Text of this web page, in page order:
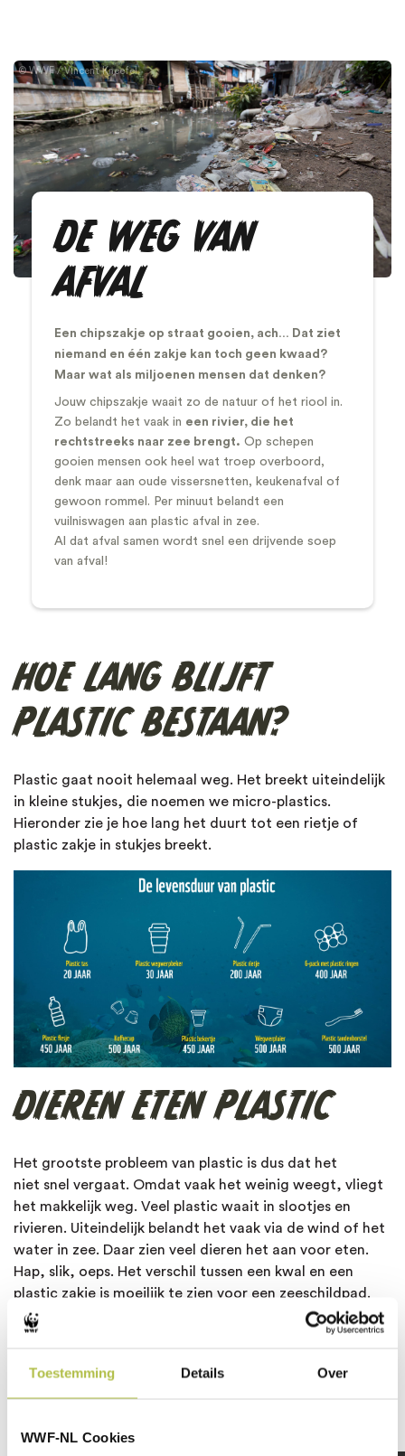
Toestemming Details Over
WWF-NL Cookies
WWF / Vincent Kneefel
DE WEG VAN
AFVAL
Een chipszakje op straat gooien, ach… Dat ziet
niemand en één zakje kan toch geen kwaad?
Maar wat als miljoenen mensen dat denken?
Jouw chipszakje waait zo de natuur of het riool in.
Zo belandt het vaak in een rivier, die het
rechtstreeks naar zee brengt. Op schepen
gooien mensen ook heel wat troep overboord,
denk maar aan oude vissersnetten, keukenafval of
gewoon rommel. Per minuut belandt een
vuilniswagen aan plastic afval in zee.
Al dat afval samen wordt snel een drijvende soep
van afval!
HOE LANG BLIJFT
PLASTIC BESTAAN?
Plastic gaat nooit helemaal weg. Het breekt uiteindelijk
in kleine stukjes, die noemen we micro-plastics.
Hieronder zie je hoe lang het duurt tot een rietje of
plastic zakje in stukjes breekt.
DIEREN ETEN PLASTIC
Het grootste probleem van plastic is dus dat het
niet snel vergaat. Omdat vaak het weinig weegt, vliegt
het makkelijk weg. Veel plastic waait in slootjes en
rivieren. Uiteindelijk belandt het vaak via de wind of het
water in zee. Daar zien veel dieren het aan voor eten.
Hap, slik, oeps. Het verschil tussen een kwal en een
plastic zakje is moeilijk te zien voor een zeeschildpad.
Met een maag vol plastic heeft een walvis, dolfijn of
raken verstopt. Of het plastic maakt het dier ziek door
alle stofjes die erin verwerkt zijn.